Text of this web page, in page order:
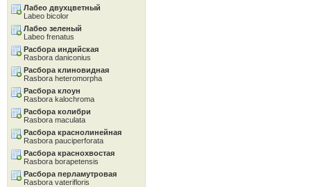
Лабео двухцветный
Labeo bicolor
Лабео зеленый
Labeo frenatus
Расбора индийская
Rasbora daniconius
Расбора клиновидная
Rasbora heteromorpha
Расбора клоун
Rasbora kalochroma
Расбора колибри
Rasbora maculata
Расбора краснолинейная
Rasbora pauciperforata
Расбора краснохвостая
Rasbora borapetensis
Расбора перламутровая
Rasbora vaterifloris